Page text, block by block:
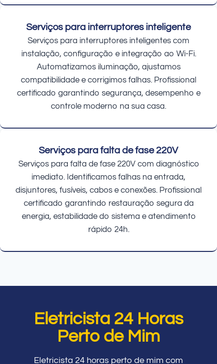
Serviços para interruptores inteligente
Serviços para interruptores inteligentes com
instalação, configuração e integração ao Wi-Fi.
Automatizamos iluminação, ajustamos
compatibilidade e corrigimos falhas. Profissional
certificado garantindo segurança, desempenho e
controle moderno na sua casa.
Serviços para falta de fase 220V
Serviços para falta de fase 220V com diagnóstico
imediato. Identificamos falhas na entrada,
disjuntores, fusíveis, cabos e conexões. Profissional
certificado garantindo restauração segura da
energia, estabilidade do sistema e atendimento
rápido 24h.
Eletricista 24 Horas
Perto de Mim
Eletricista 24 horas perto de mim com